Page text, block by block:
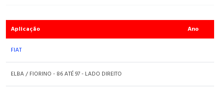
Aplicação Ano
FIAT
ELBA / FIORINO - 86 ATÉ 97 - LADO DIREITO